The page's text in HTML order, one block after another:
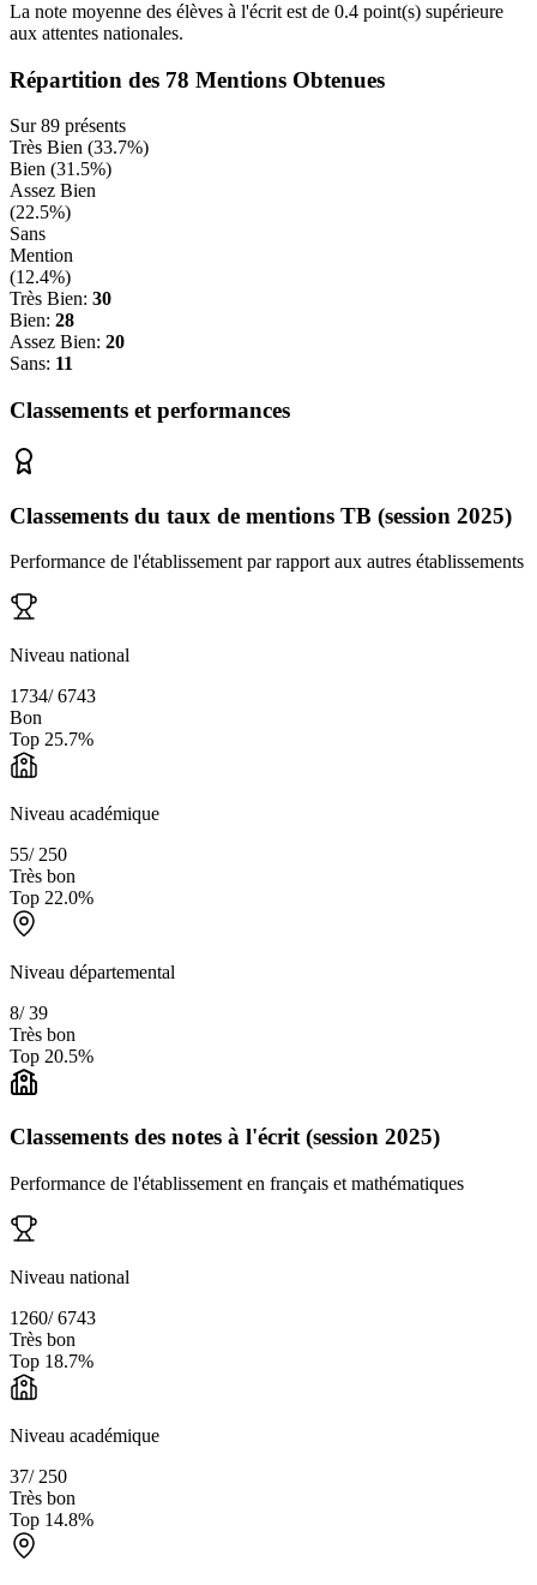
La note moyenne des élèves à l'écrit est de 0.4 point(s) supérieure
aux attentes nationales.
Répartition des 78 Mentions Obtenues
Sur89 présents
Très Bien (33.7%)
Bien (31.5%)
Assez Bien
(22.5%)
Sans
Mention
(12.4%)
Très Bien: 30
Bien: 28
Assez Bien: 20
Sans: 11
Classements et performances
Classements du taux de mentions TB (session 2025)
Performance de l'établissement par rapport aux autres établissements
Niveau national
1734/6743
Bon
Top 25.7%
Niveau académique
55/ 250
Très bon
Top 22.0%
Niveau départemental
8/39
Très bon
Top 20.5%
Classements des notes à l'écrit (session 2025)
Performance de l'établissement en français et mathématiques
Niveau national
1260/6743
Très bon
Top 18.7%
Niveau académique
37/ 250
Très bon
Top 14.8%